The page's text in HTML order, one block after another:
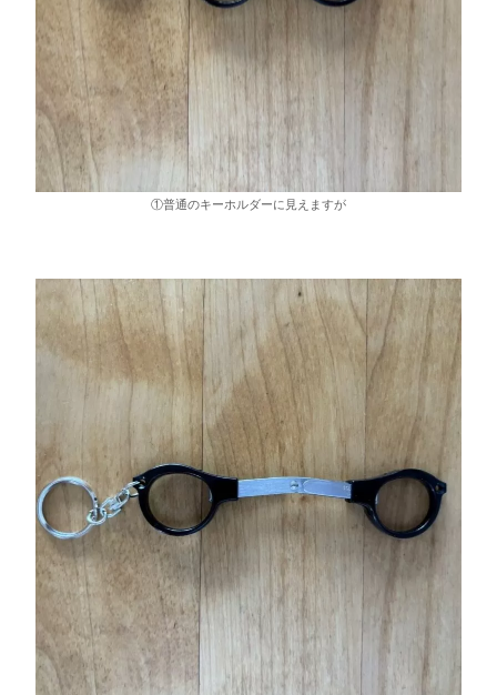
①普通のキーホルダーに見えますが